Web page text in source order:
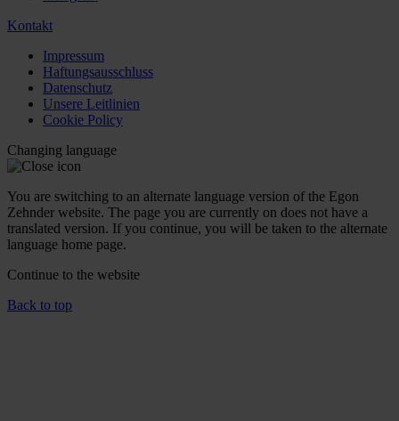
Kontakt
Impressum
Haftungsausschluss
Datenschutz
Unsere Leitlinien
Cookie Policy
Changing language
You are switching to an alternate language version of the Egon
Zehnder website. The page you are currently on does not have a
translated version. If you continue, you will be taken to the alternate
language home page.
Continue to the website
Back to top